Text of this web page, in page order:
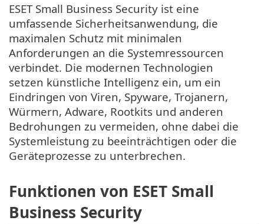
ESET Small Business Security ist eine
umfassende Sicherheitsanwendung, die
maximalen Schutz mit minimalen
Anforderungen an die Systemressourcen
verbindet. Die modernen Technologien
setzen künstliche Intelligenz ein, um ein
Eindringen von Viren, Spyware, Trojanern,
Würmern, Adware, Rootkits und anderen
Bedrohungen zu vermeiden, ohne dabei die
Systemleistung zu beeinträchtigen oder die
Geräteprozesse zu unterbrechen.
Funktionen von ESET Small
Business Security